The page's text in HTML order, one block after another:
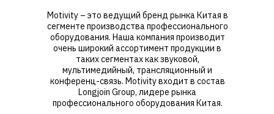
Motivity – это ведущий бренд рынка Китая в
сегменте производства профессионального
оборудования. Наша компания производит
очень широкий ассортимент продукции в
таких сегментах как звуковой,
мультимедийный, трансляционный и
конференц-связь. Motivity входит в состав
Longjoin Group, лидере рынка
профессионального оборудования Китая.